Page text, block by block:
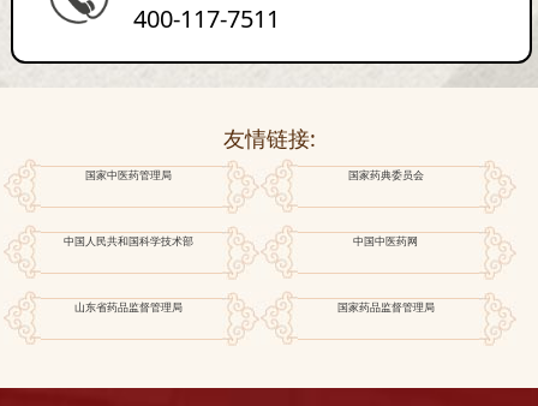
400-117-7511
友情链接:
国家中医药管理局 国家药典委员会
中国人民共和国科学技术部 中国中医药网
山东省药品监督管理局 国家药品监督管理局